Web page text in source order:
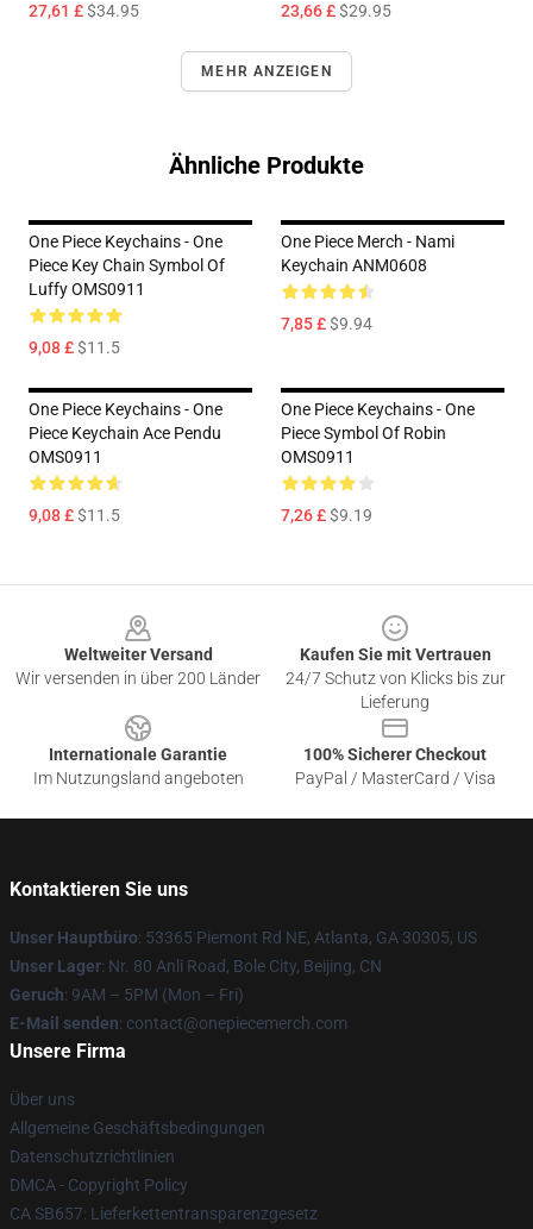
27,61 £$34.95 23,66 £$29.95
MEHR ANZEIGEN
Ähnliche Produkte
One Piece Keychains - One
Piece Key Chain Symbol Of
Luffy OMS0911
9,08 £$11.5
One Piece Merch - Nami
Keychain ANM0608
7,85 £$9.94
One Piece Keychains - One
Piece Keychain Ace Pendu
OMS0911
9,08 £$11.5
One Piece Keychains - One
Piece Symbol Of Robin
OMS0911
7,26 £$9.19
Weltweiter Versand
Wir versenden in über 200 Länder
Kaufen Sie mit Vertrauen
24/7 Schutz von Klicks bis zur
Lieferung
Internationale Garantie
Im Nutzungsland angeboten
100% Sicherer Checkout
PayPal / MasterCard / Visa
Kontaktieren Sie uns
Unser Hauptbüro: 53365 Piemont Rd NE, Atlanta, GA 30305, US
Unser Lager: Nr. 80 Anli Road, Bole City, Beijing, CN
Geruch: 9AM – 5PM (Mon – Fri)
E-Mail senden: contact@onepiecemerch.com
Unsere Firma
Über uns
Allgemeine Geschäftsbedingungen
Datenschutzrichtlinien
DMCA - Copyright Policy
CA SB657: Lieferkettentransparenzgesetz